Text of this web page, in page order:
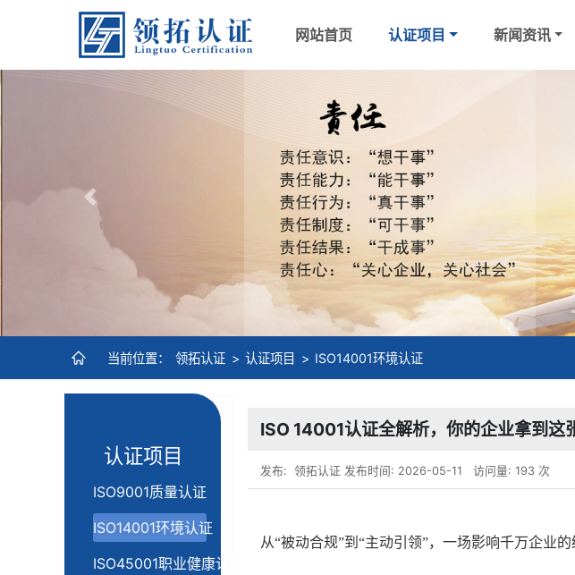
网站首页 认证项目 新闻资讯
Previous
当前位置： 领拓认证 > 认证项目 > ISO14001环境认证
认证项目
ISO9001质量认证
ISO14001环境认证
ISO45001职业健康认证
ISO 14001认证全解析，你的企业拿到这
发布: 领拓认证 发布时间: 2026-05-11 访问量: 193 次
从“被动合规”到“主动引领”，一场影响千万企业的